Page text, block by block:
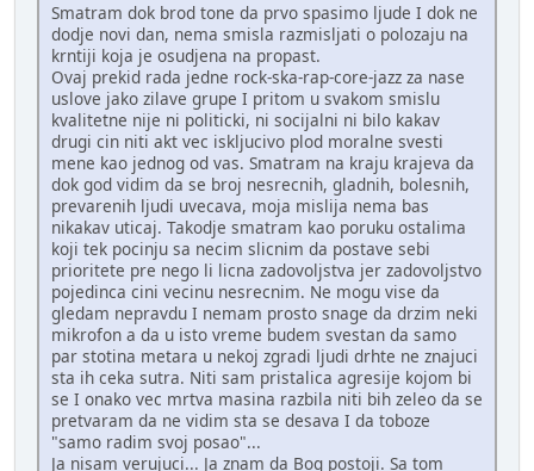
Smatram dok brod tone da prvo spasimo ljude I dok ne
dodje novi dan, nema smisla razmisljati o polozaju na
krntiji koja je osudjena na propast.
Ovaj prekid rada jedne rock-ska-rap-core-jazz za nase
uslove jako zilave grupe I pritom u svakom smislu
kvalitetne nije ni politicki, ni socijalni ni bilo kakav
drugi cin niti akt vec iskljucivo plod moralne svesti
mene kao jednog od vas. Smatram na kraju krajeva da
dok god vidim da se broj nesrecnih, gladnih, bolesnih,
prevarenih ljudi uvecava, moja mislija nema bas
nikakav uticaj. Takodje smatram kao poruku ostalima
koji tek pocinju sa necim slicnim da postave sebi
prioritete pre nego li licna zadovoljstva jer zadovoljstvo
pojedinca cini vecinu nesrecnim. Ne mogu vise da
gledam nepravdu I nemam prosto snage da drzim neki
mikrofon a da u isto vreme budem svestan da samo
par stotina metara u nekoj zgradi ljudi drhte ne znajuci
sta ih ceka sutra. Niti sam pristalica agresije kojom bi
se I onako vec mrtva masina razbila niti bih zeleo da se
pretvaram da ne vidim sta se desava I da toboze
"samo radim svoj posao"...
Ja nisam verujuci... Ja znam da Bog postoji. Sa tom